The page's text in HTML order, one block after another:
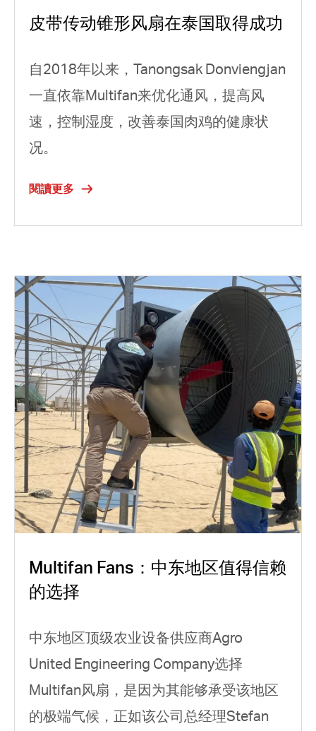
皮带传动锥形风扇在泰国取得成功
自2018年以来，Tanongsak Donviengjan
一直依靠Multifan来优化通风，提高风
速，控制湿度，改善泰国肉鸡的健康状
况。
閱讀更多
Multifan Fans：中东地区值得信赖
的选择
中东地区顶级农业设备供应商Agro
United Engineering Company选择
Multifan风扇，是因为其能够承受该地区
的极端气候，正如该公司总经理Stefan